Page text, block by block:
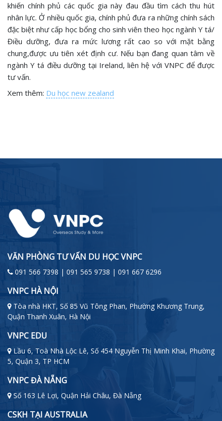
khiến chính phủ các quốc gia này đau đầu tìm cách thu hút
nhân lực. Ở nhiều quốc gia, chính phủ đưa ra những chính sách
đặc biệt như cấp học bổng cho sinh viên theo học ngành Y tá/
Điều dưỡng, đưa ra mức lương rất cao so với mặt bằng
chung,được ưu tiên xét định cư. Nếu bạn đang quan tâm về
ngành Y tá điều dưỡng tại Ireland, liên hệ với VNPC để được
tư vấn.
Xem thêm: Du học new zealand
VĂN PHÒNG TƯ VẤN DU HỌC VNPC
091 566 7398 | 091 565 9738 | 091 667 6296
VNPC HÀ NỘI
Tòa nhà HKT, Số 85 Vũ Tông Phan, Phường Khương Trung,
Quận Thanh Xuân, Hà Nội
VNPC EDU
Lầu 6, Toà Nhà Lộc Lê, Số 454 Nguyễn Thị Minh Khai, Phường
5, Quận 3, TP HCM
VNPC ĐÀ NẴNG
Số 163 Lê Lợi, Quận Hải Châu, Đà Nẵng
CSKH TẠI AUSTRALIA